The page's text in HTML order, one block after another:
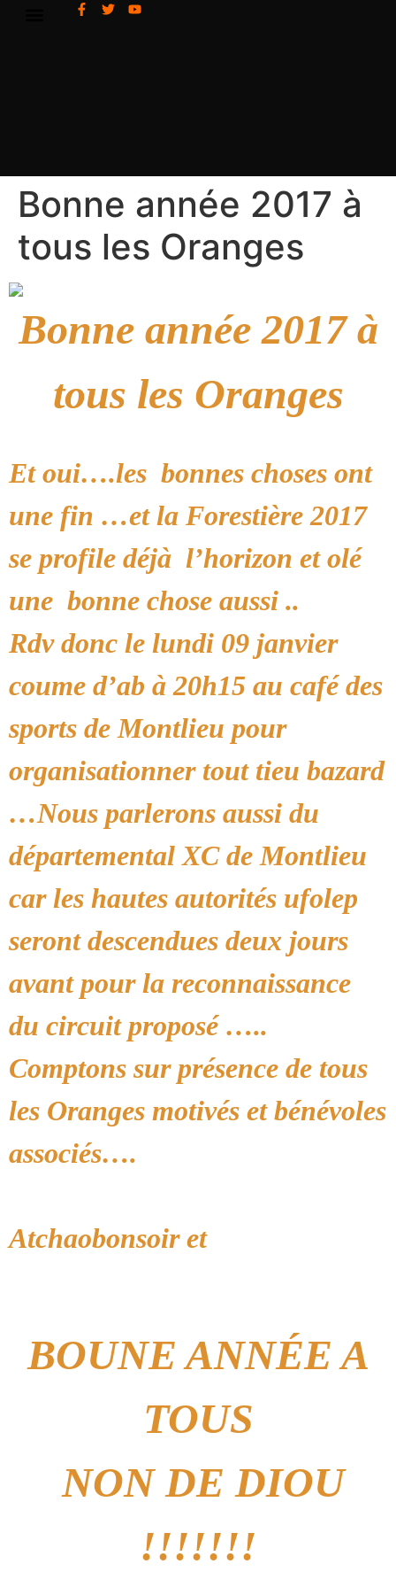
Bonne année 2017 à
tous les Oranges
Bonne année 2017 à
tous les Oranges
Et oui….les bonnes choses ont
une fin …et la Forestière 2017
se profile déjà l’horizon et olé
une bonne chose aussi ..
Rdv donc le lundi 09 janvier
coume d’ab à 20h15 au café des
sports de Montlieu pour
organisationner tout tieu bazard
…Nous parlerons aussi du
départemental XC de Montlieu
car les hautes autorités ufolep
seront descendues deux jours
avant pour la reconnaissance
du circuit proposé …..
Comptons sur présence de tous
les Oranges motivés et bénévoles
associés….
Atchaobonsoir et
BOUNE ANNÉE A
TOUS
NON DE DIOU
!!!!!!!